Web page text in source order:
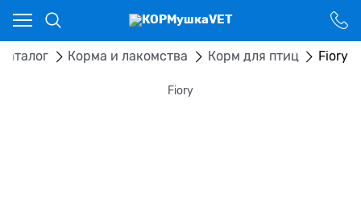
Каталог Корма и лакомства Корм для птиц Fiory
Fiory
Ваш город - Костанай,
угадали?
ДА